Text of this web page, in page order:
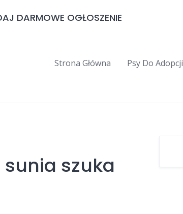
DARMOWE OGŁOSZENIE
Strona Główna Psy Do Adopcji
szuka